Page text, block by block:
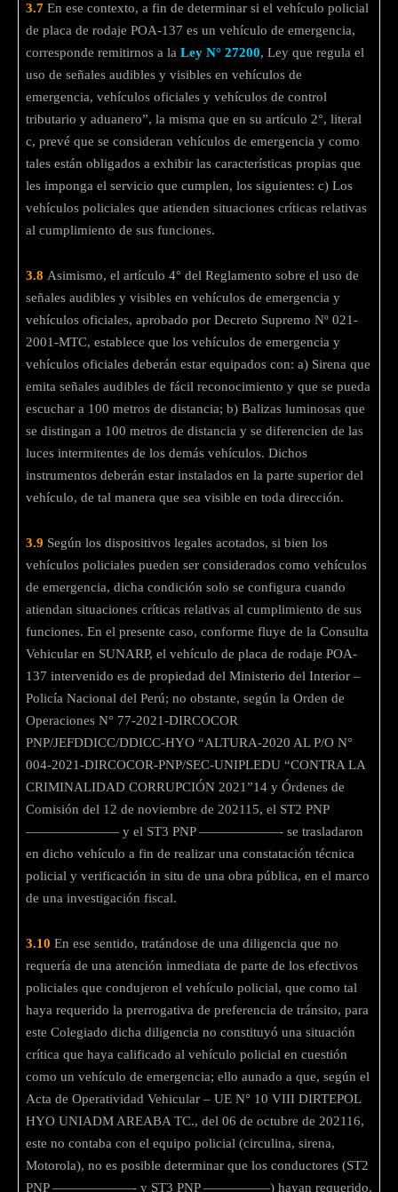
3.7 En ese contexto, a fin de determinar si el vehículo policial
de placa de rodaje POA-137 es un vehículo de emergencia,
corresponde remitirnos a la Ley N° 27200, Ley que regula el
uso de señales audibles y visibles en vehículos de
emergencia, vehículos oficiales y vehículos de control
tributario y aduanero”, la misma que en su artículo 2°, literal
c, prevé que se consideran vehículos de emergencia y como
tales están obligados a exhibir las características propias que
les imponga el servicio que cumplen, los siguientes: c) Los
vehículos policiales que atienden situaciones críticas relativas
al cumplimiento de sus funciones.
3.8 Asimismo, el artículo 4° del Reglamento sobre el uso de
señales audibles y visibles en vehículos de emergencia y
vehículos oficiales, aprobado por Decreto Supremo Nº 021-
2001-MTC, establece que los vehículos de emergencia y
vehículos oficiales deberán estar equipados con: a) Sirena que
emita señales audibles de fácil reconocimiento y que se pueda
escuchar a 100 metros de distancia; b) Balizas luminosas que
se distingan a 100 metros de distancia y se diferencien de las
luces intermitentes de los demás vehículos. Dichos
instrumentos deberán estar instalados en la parte superior del
vehículo, de tal manera que sea visible en toda dirección.
3.9 Según los dispositivos legales acotados, si bien los
vehículos policiales pueden ser considerados como vehículos
de emergencia, dicha condición solo se configura cuando
atiendan situaciones críticas relativas al cumplimiento de sus
funciones. En el presente caso, conforme fluye de la Consulta
Vehicular en SUNARP, el vehículo de placa de rodaje POA-
137 intervenido es de propiedad del Ministerio del Interior –
Policía Nacional del Perú; no obstante, según la Orden de
Operaciones N° 77-2021-DIRCOCOR
PNP/JEFDDICC/DDICC-HYO “ALTURA-2020 AL P/O N°
004-2021-DIRCOCOR-PNP/SEC-UNIPLEDU “CONTRA LA
CRIMINALIDAD CORRUPCIÓN 2021”14 y Órdenes de
Comisión del 12 de noviembre de 202115, el ST2 PNP
——————— y el ST3 PNP ——————- se trasladaron
en dicho vehículo a fin de realizar una constatación técnica
policial y verificación in situ de una obra pública, en el marco
de una investigación fiscal.
3.10 En ese sentido, tratándose de una diligencia que no
requería de una atención inmediata de parte de los efectivos
policiales que condujeron el vehículo policial, que como tal
haya requerido la prerrogativa de preferencia de tránsito, para
este Colegiado dicha diligencia no constituyó una situación
crítica que haya calificado al vehículo policial en cuestión
como un vehículo de emergencia; ello aunado a que, según el
Acta de Operatividad Vehicular – UE N° 10 VIII DIRTEPOL
HYO UNIADM AREABA TC., del 06 de octubre de 202116,
este no contaba con el equipo policial (circulina, sirena,
Motorola), no es posible determinar que los conductores (ST2
PNP ——————- y ST3 PNP —————) hayan requerido,